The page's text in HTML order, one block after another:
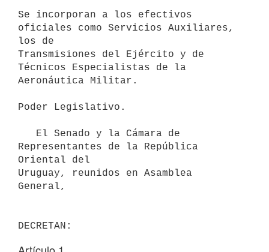
Se incorporan a los efectivos
oficiales como Servicios Auxiliares,
los de
Transmisiones del Ejército y de
Técnicos Especialistas de la
Aeronáutica Militar.
Poder Legislativo.
Representantes de la República
Oriental del
Uruguay, reunidos en Asamblea
General,
DECRETAN: